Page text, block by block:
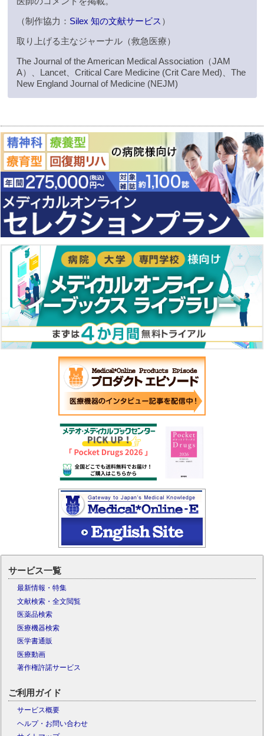
（制作協力： Silex 知の文献サービス ）
取り上げる主なジャーナル（救急医療）
The Journal of the American Medical Association（JAM
A）、Lancet、Critical Care Medicine (Crit Care Med)、The
New England Journal of Medicine (NEJM)
サービス一覧
最新情報・特集
文献検索・全文閲覧
医薬品検索
医療機器検索
医学書通販
医療動画
著作権許諾サービス
ご利用ガイド
サービス概要
ヘルプ・お問い合わせ